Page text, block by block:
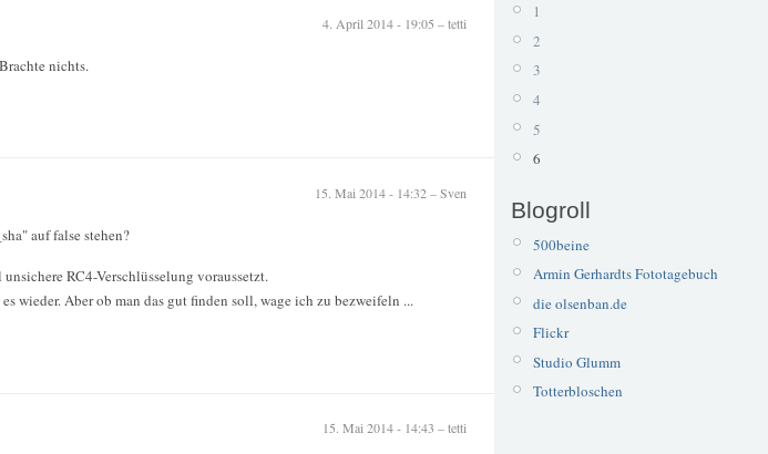
4. April 2014 - 19:05 – tetti
nichts.
15. Mai 2014 - 14:32 – Sven
auf false stehen?
RC4-Verschlüsselung voraussetzt.
wieder. Aber ob man das gut finden soll, wage ich zu bezweifeln ...
15. Mai 2014 - 14:43 – tetti
1
2
3
4
5
6
Blogroll
500beine
Armin Gerhardts Fototagebuch
die olsenban.de
Flickr
Studio Glumm
Totterbloschen